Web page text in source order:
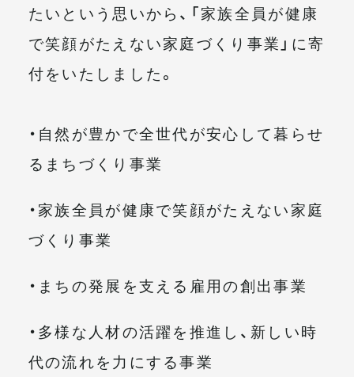
たいという思いから、「家族全員が健康
で笑顔がたえない家庭づくり事業」に寄
付をいたしました。
・自然が豊かで全世代が安心して暮らせ
るまちづくり事業
・家族全員が健康で笑顔がたえない家庭
づくり事業
・まちの発展を支える雇用の創出事業
・多様な人材の活躍を推進し、新しい時
代の流れを力にする事業